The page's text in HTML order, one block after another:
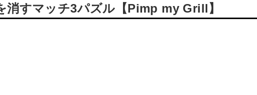
消すマッチ3パズル【Pimp my Grill】